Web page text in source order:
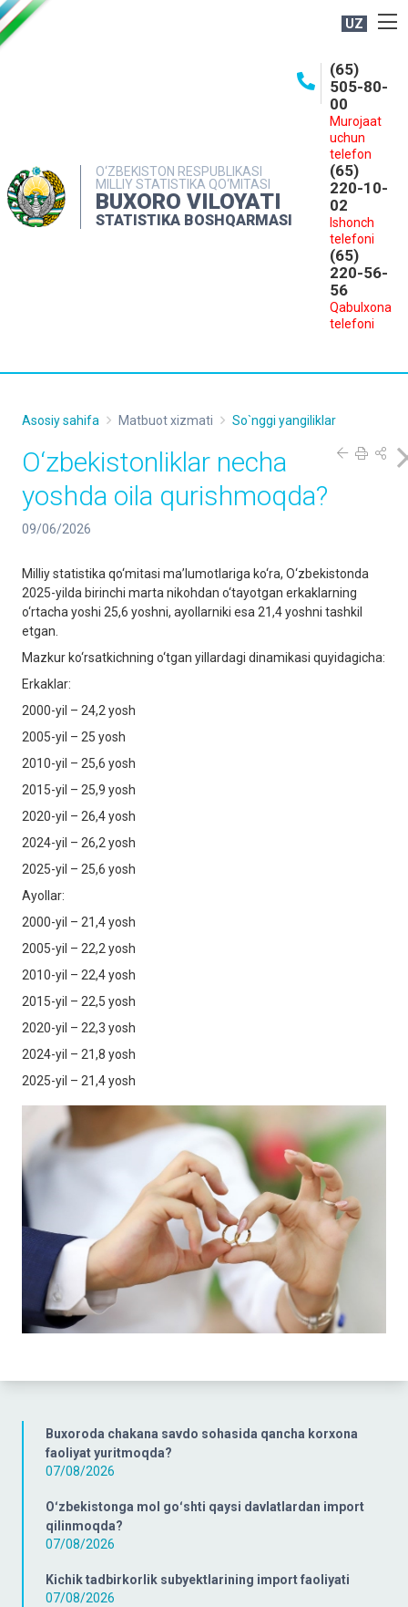
UZ
O‘ZBEKISTON RESPUBLIKASI
MILLIY STATISTIKA QO‘MITASI
BUXORO VILOYATI
STATISTIKA BOSHQARMASI
(65)
505-80-
00
Murojaat
uchun
telefon
(65)
220-10-
02
Ishonch
telefoni
(65)
220-56-
56
Qabulxona
telefoni
MATBUOT XIZMATI
MUROJAATLAR
Buxoroda chakana savdo sohasida qancha korxona
faoliyat yuritmoqda?
07/08/2026
Oʻzbekistonga mol goʻshti qaysi davlatlardan import
qilinmoqda?
07/08/2026
Kichik tadbirkorlik subyektlarining import faoliyati
07/08/2026
Asosiy sahifa Matbuot xizmati So`nggi yangiliklar
O‘zbekistonliklar necha
yoshda oila qurishmoqda?
09/06/2026
Milliy statistika qo‘mitasi ma’lumotlariga ko‘ra, O‘zbekistonda
2025-yilda birinchi marta nikohdan o‘tayotgan erkaklarning
o‘rtacha yoshi 25,6 yoshni, ayollarniki esa 21,4 yoshni tashkil
etgan.
Mazkur ko‘rsatkichning o‘tgan yillardagi dinamikasi quyidagicha:
Erkaklar:
2000-yil – 24,2 yosh
2005-yil – 25 yosh
2010-yil – 25,6 yosh
2015-yil – 25,9 yosh
2020-yil – 26,4 yosh
2024-yil – 26,2 yosh
2025-yil – 25,6 yosh
Ayollar:
2000-yil – 21,4 yosh
2005-yil – 22,2 yosh
2010-yil – 22,4 yosh
2015-yil – 22,5 yosh
2020-yil – 22,3 yosh
2024-yil – 21,8 yosh
2025-yil – 21,4 yosh